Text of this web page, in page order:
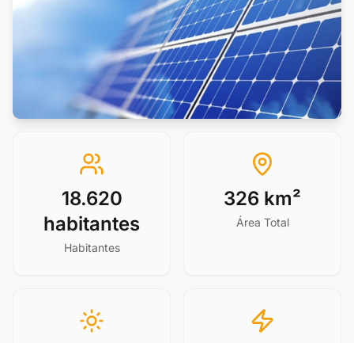
18.620
habitantes
Habitantes
326 km²
Área Total